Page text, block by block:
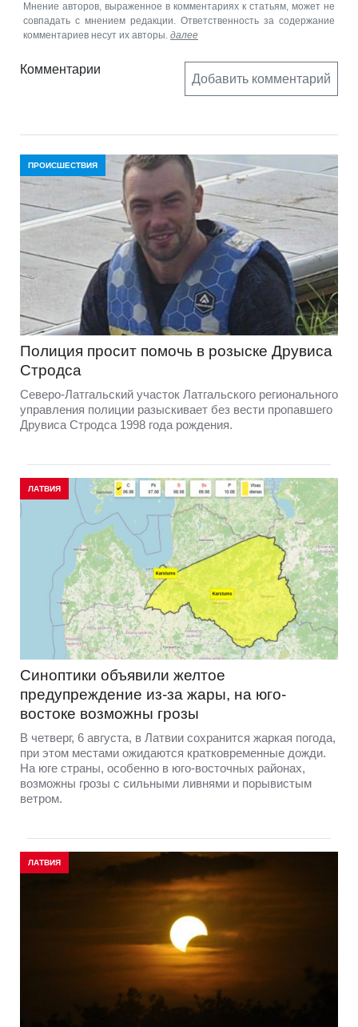
Мнение авторов, выраженное в комментариях к статьям, может не
совпадать с мнением редакции. Ответственность за содержание
комментариев несут их авторы. далее
Комментарии
Добавить комментарий
ПРОИСШЕСТВИЯ
Полиция просит помочь в розыске Друвиса
Стродса
Северо-Латгальский участок Латгальского регионального
управления полиции разыскивает без вести пропавшего
Друвиса Стродса 1998 года рождения.
ЛАТВИЯ
Синоптики объявили желтое
предупреждение из-за жары, на юго-
востоке возможны грозы
В четверг, 6 августа, в Латвии сохранится жаркая погода,
при этом местами ожидаются кратковременные дожди.
На юге страны, особенно в юго-восточных районах,
возможны грозы с сильными ливнями и порывистым
ветром.
ЛАТВИЯ